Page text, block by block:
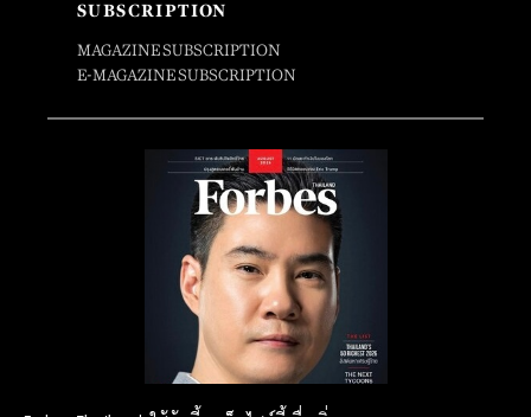
SUBSCRIPTION
MAGAZINE SUBSCRIPTION
E-MAGAZINE SUBSCRIPTION